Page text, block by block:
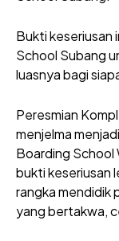
Bukti keseriusan
School Subang
luasnya bagi
Peresmian
menjelma
Boarding School
bukti keseriusan
rangka mendidik
yang bertakwa,